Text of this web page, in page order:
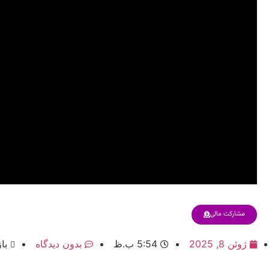
مشارکت مالی
ژوئن 8, 2025 5:54 ب.ظ بدون دیدگاه